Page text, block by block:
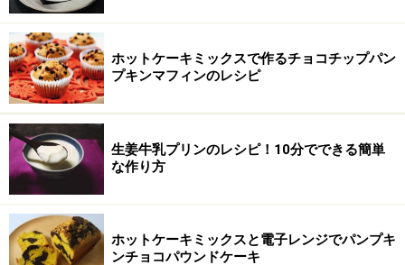
ホットケーキミックスで作るチョコチップパン
プキンマフィンのレシピ
生姜牛乳プリンのレシピ！10分でできる簡単
な作り方
ホットケーキミックスと電子レンジでパンプキ
ンチョコパウンドケーキ